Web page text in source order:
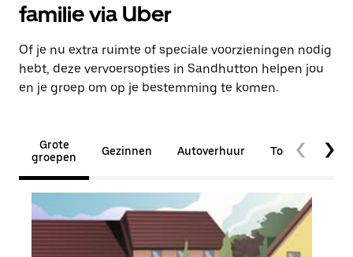
familie via Uber
Of je nu extra ruimte of speciale voorzieningen nodig
hebt, deze vervoersopties in Sandhutton helpen jou
en je groep om op je bestemming te komen.
Grote
groepen
Gezinnen Autoverhuur